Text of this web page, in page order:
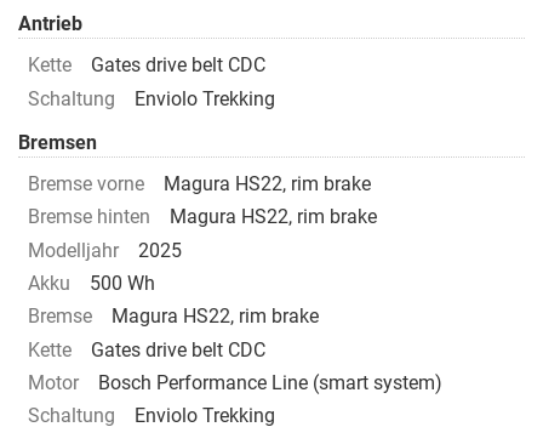
Antrieb
Kette
Gates drive belt CDC
Schaltung
Enviolo Trekking
Bremsen
Bremse vorne
Magura HS22, rim brake
Bremse hinten
Magura HS22, rim brake
Modelljahr
2025
Akku
500 Wh
Bremse
Magura HS22, rim brake
Kette
Gates drive belt CDC
Motor
Bosch Performance Line (smart system)
Schaltung
Enviolo Trekking